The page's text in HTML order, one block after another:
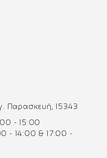
Παρασκευή, 15343
- 15:00
- 14:00 & 17:00 -